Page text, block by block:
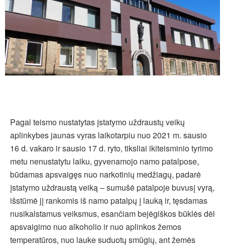
Pagal teismo nustatytas įstatymo uždraustų veikų
aplinkybes jaunas vyras laikotarpiu nuo 2021 m. sausio
16 d. vakaro ir sausio 17 d. ryto, tiksliai ikiteisminio tyrimo
metu nenustatytu laiku, gyvenamojo namo patalpose,
būdamas apsvaigęs nuo narkotinių medžiagų, padarė
įstatymo uždraustą veiką – sumušė patalpoje buvusį vyrą,
išstūmė jį rankomis iš namo patalpų į lauką ir, tęsdamas
nusikalstamus veiksmus, esančiam bejėgiškos būklės dėl
apsvaigimo nuo alkoholio ir nuo aplinkos žemos
temperatūros, nuo lauke suduotų smūgių, ant žemės